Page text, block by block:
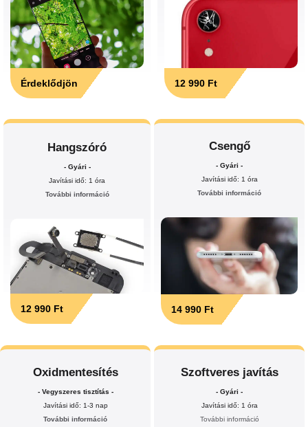
Érdeklődjön 12 990 Ft
Hangszóró
- Gyári -
Javítási idő: 1 óra
További információ
12 990 Ft
Csengő
- Gyári -
Javítási idő: 1 óra
További információ
14 990 Ft
Oxidmentesítés
- Vegyszeres tisztítás -
Javítási idő: 1-3 nap
További információ
Szoftveres javítás
- Gyári -
Javítási idő: 1 óra
További információ